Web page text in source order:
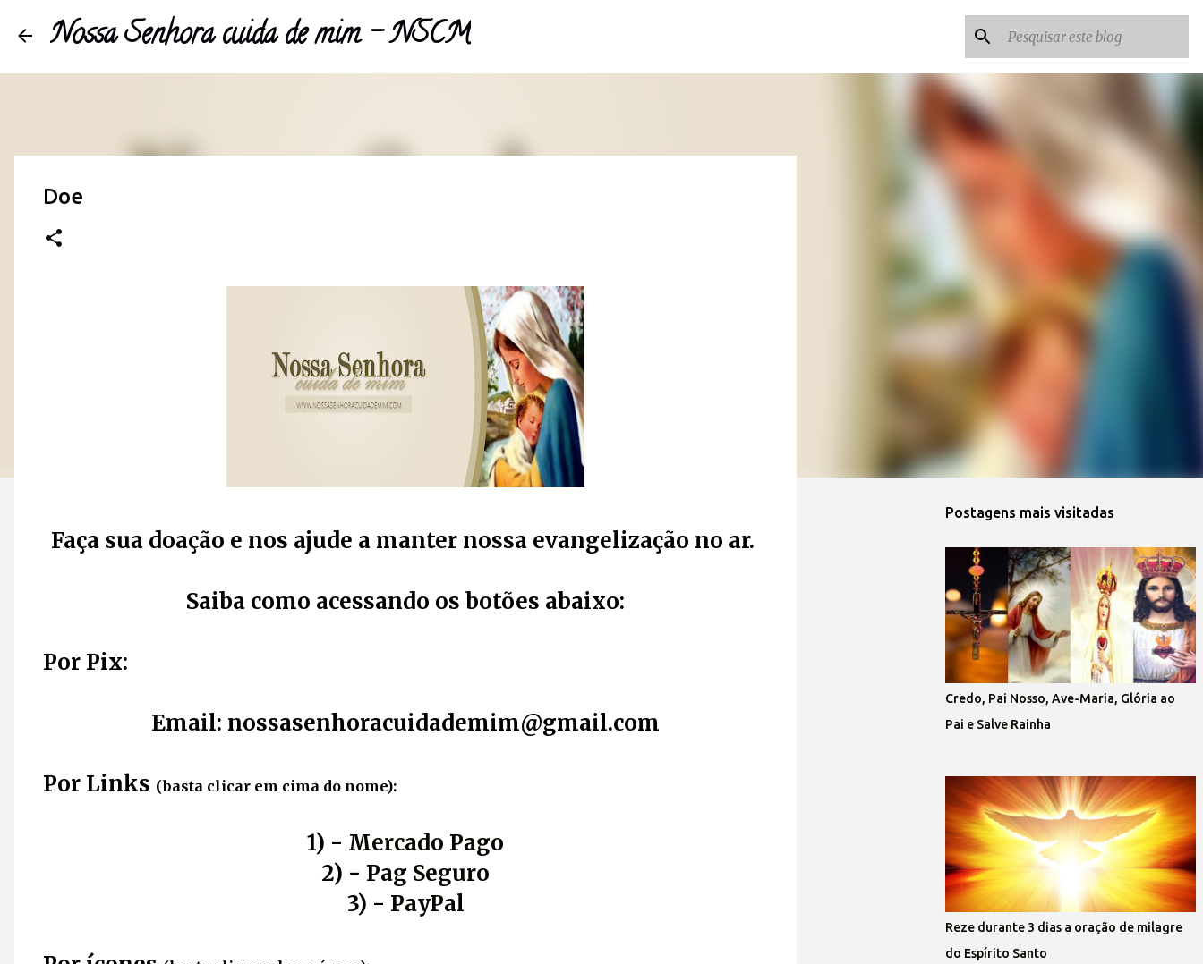
Nossa Senhora cuida de mim - NSCM
Doe
Faça sua doação e nos ajude a manter nossa evangelização no ar.
Saiba como acessando os botões abaixo:
Por Pix:
Email: nossasenhoracuidademim@gmail.com
Por Links (basta clicar em cima do nome):
1) - Mercado Pago
2) - Pag Seguro
3) - PayPal
Postagens mais visitadas
Credo, Pai Nosso, Ave-Maria, Glória ao
Pai e Salve Rainha
Reze durante 3 dias a oração de milagre
do Espírito Santo